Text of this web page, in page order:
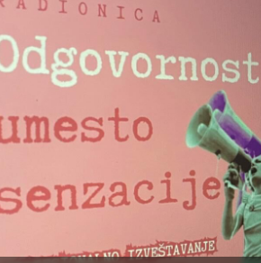
košarka
rukomet
e-sport
ostali
zabava
muzika